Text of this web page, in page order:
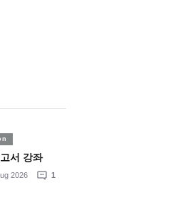
서 강좌
2026 1